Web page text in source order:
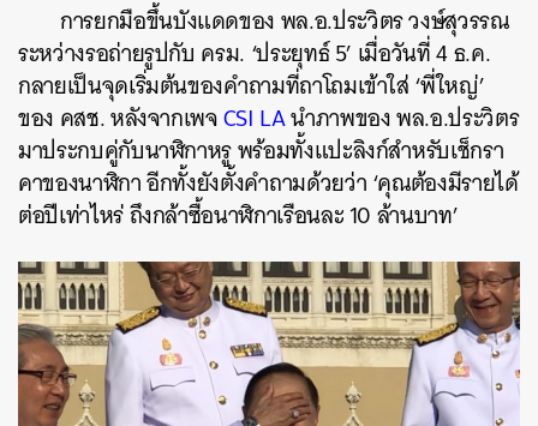
การยกมือขึ้นบังแดดของ พล.อ.ประวิตร วงษ์สุวรรณ
ระหว่างรอถ่ายรูปกับ ครม. ‘ประยุทธ์ 5’ เมื่อวันที่ 4 ธ.ค.
กลายเป็นจุดเริ่มต้นของคำถามที่ถาโถมเข้าใส่ ‘พี่ใหญ่’
ของ คสช. หลังจากเพจCSI LAนำภาพของ พล.อ.ประวิตร
มาประกบคู่กับนาฬิกาหรู พร้อมทั้งแปะลิงก์สำหรับเช็กรา
คาของนาฬิกา อีกทั้งยังตั้งคำถามด้วยว่า ‘คุณต้องมีรายได้
ต่อปีเท่าไหร่ ถึงกล้าซื้อนาฬิกาเรือนละ 10 ล้านบาท’